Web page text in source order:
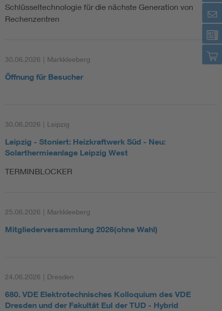
Schlüsseltechnologie für die nächste Generation von
Rechenzentren
30.06.2026 | Markkleeberg
Öffnung für Besucher
30.06.2026 | Leipzig
Leipzig - Stoniert: Heizkraftwerk Süd - Neu:
Solarthermieanlage Leipzig West
TERMINBLOCKER
25.06.2026 | Markkleeberg
Mitgliederversammlung 2026(ohne Wahl)
24.06.2026 | Dresden
680. VDE Elektrotechnisches Kolloquium des VDE
Dresden und der Fakultät EuI der TUD - Hybrid